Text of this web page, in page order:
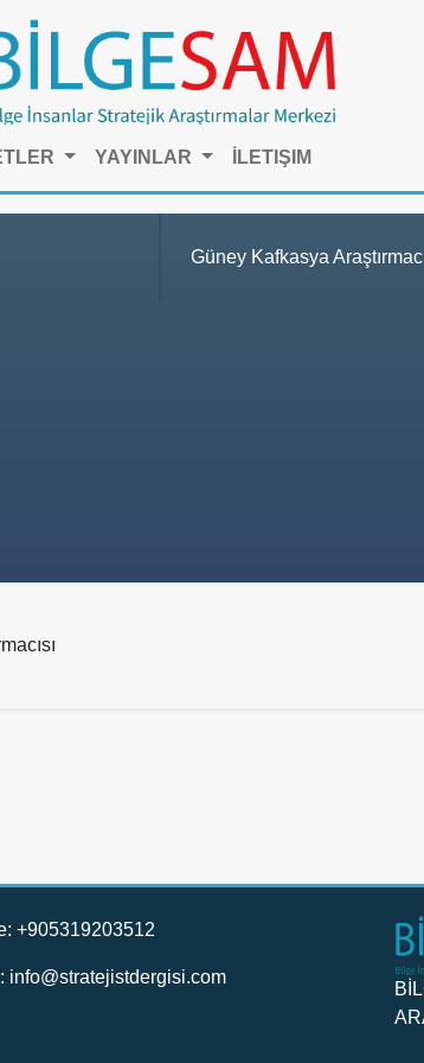
YAYINLAR İLETIŞIM
Güney Kafkasya
+905319203512
info@stratejistdergisi.com